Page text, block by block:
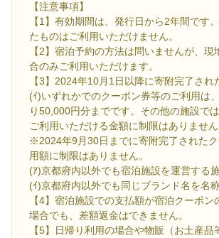
【注意事項】
【1】有効期間は、発行日から2年間です
たものはご利用いただけません。
【2】宿泊予約の方法は問いませんが、現
合のみご利用いただけます。
【3】2024年10月1日以降に寄附完了され
(ｲ)いずれかでのクーポン券等のご利用は
り50,000円分までです。その他の施設で
ご利用いただける金額に制限はありません
※2024年9月30日までに寄附完了されたク
用額に制限はありません。
(ｱ)京都府内以外でも宿泊施設を運営する
(ｲ)京都府内以外でも同じブランド名を名
【4】宿泊施設での支払額が宿泊クーポン
場合でも、差額返金はできません。
【5】日帰り利用の場合や物販（お土産品